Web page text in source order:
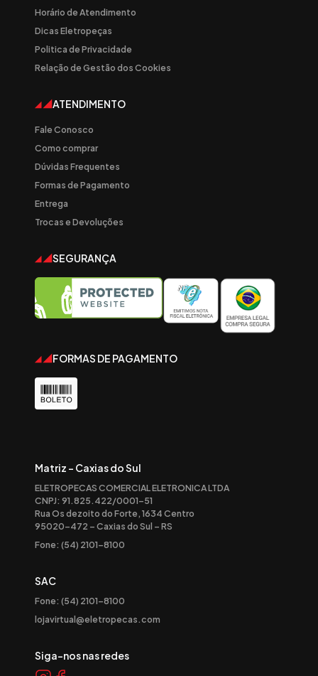
Horário de Atendimento
Dicas Eletropeças
Politica de Privacidade
Relação de Gestão dos Cookies
ATENDIMENTO
Fale Conosco
Como comprar
Dúvidas Frequentes
Formas de Pagamento
Entrega
Trocas e Devoluções
SEGURANÇA
FORMAS DE PAGAMENTO
Matriz - Caxias do Sul
ELETROPECAS COMERCIAL ELETRONICA LTDA
CNPJ: 91.825.422/0001-51
Rua Os dezoito do Forte, 1634 Centro
95020-472 – Caxias do Sul – RS
Fone: (54) 2101-8100
SAC
Fone: (54) 2101-8100
lojavirtual@eletropecas.com
Siga-nos nas redes